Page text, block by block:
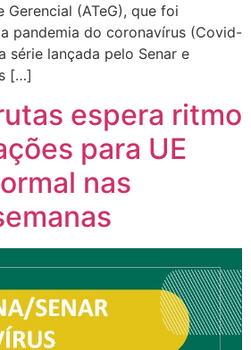
Gerencial (ATeG), que foi
pandemia do coronavírus (Covid-
série lançada pelo Senar e
[…]
espera ritmo
para UE
nas